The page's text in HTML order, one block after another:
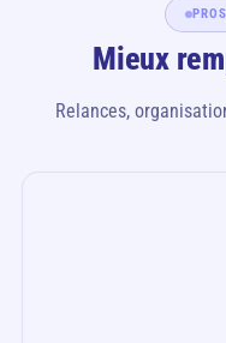
Mieux
Relances,